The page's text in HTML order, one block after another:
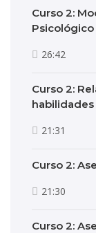
Curso 2:
Psicológico
26:42
Curso 2:
21:31
Curso 2:
21:30
Curso 2: